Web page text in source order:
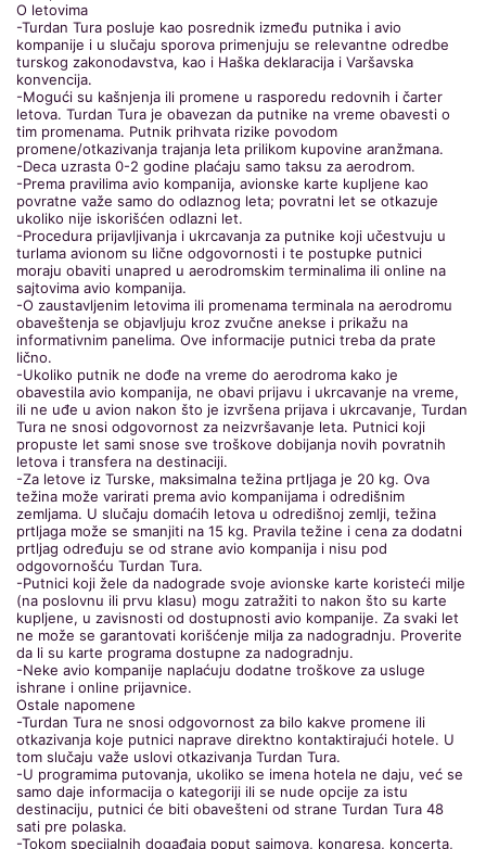
O letovima
-Turdan Tura posluje kao posrednik između putnika i avio
kompanije i u slučaju sporova primenjuju se relevantne odredbe
turskog zakonodavstva, kao i Haška deklaracija i Varšavska
konvencija.
-Mogući su kašnjenja ili promene u rasporedu redovnih i čarter
letova. Turdan Tura je obavezan da putnike na vreme obavesti o
tim promenama. Putnik prihvata rizike povodom
promene/otkazivanja trajanja leta prilikom kupovine aranžmana.
-Deca uzrasta 0-2 godine plaćaju samo taksu za aerodrom.
-Prema pravilima avio kompanija, avionske karte kupljene kao
povratne važe samo do odlaznog leta; povratni let se otkazuje
ukoliko nije iskorišćen odlazni let.
-Procedura prijavljivanja i ukrcavanja za putnike koji učestvuju u
turlama avionom su lične odgovornosti i te postupke putnici
moraju obaviti unapred u aerodromskim terminalima ili online na
sajtovima avio kompanija.
-O zaustavljenim letovima ili promenama terminala na aerodromu
obaveštenja se objavljuju kroz zvučne anekse i prikažu na
informativnim panelima. Ove informacije putnici treba da prate
lično.
-Ukoliko putnik ne dođe na vreme do aerodroma kako je
obavestila avio kompanija, ne obavi prijavu i ukrcavanje na vreme,
ili ne uđe u avion nakon što je izvršena prijava i ukrcavanje, Turdan
Tura ne snosi odgovornost za neizvršavanje leta. Putnici koji
propuste let sami snose sve troškove dobijanja novih povratnih
letova i transfera na destinaciji.
-Za letove iz Turske, maksimalna težina prtljaga je 20 kg. Ova
težina može varirati prema avio kompanijama i odredišnim
zemljama. U slučaju domaćih letova u odredišnoj zemlji, težina
prtljaga može se smanjiti na 15 kg. Pravila težine i cena za dodatni
prtljag određuju se od strane avio kompanija i nisu pod
odgovornošću Turdan Tura.
-Putnici koji žele da nadograde svoje avionske karte koristeći milje
(na poslovnu ili prvu klasu) mogu zatražiti to nakon što su karte
kupljene, u zavisnosti od dostupnosti avio kompanije. Za svaki let
ne može se garantovati korišćenje milja za nadogradnju. Proverite
da li su karte programa dostupne za nadogradnju.
-Neke avio kompanije naplaćuju dodatne troškove za usluge
ishrane i online prijavnice.
Ostale napomene
-Turdan Tura ne snosi odgovornost za bilo kakve promene ili
otkazivanja koje putnici naprave direktno kontaktirajući hotele. U
tom slučaju važe uslovi otkazivanja Turdan Tura.
-U programima putovanja, ukoliko se imena hotela ne daju, već se
samo daje informacija o kategoriji ili se nude opcije za istu
destinaciju, putnici će biti obavešteni od strane Turdan Tura 48
sati pre polaska.
-Tokom specijalnih događaja poput sajmova, kongresa, koncerta,